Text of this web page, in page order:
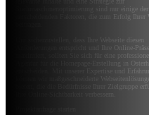
Suchmaschinenoptimierung sind nur einige der
entscheidenden Faktoren, die zum Erfolg Ihrer
Um sicherzustellen, dass Ihre Webseite diesen
Anforderungen entspricht und Ihre Online-
maximiert, sollten Sie sich für eine
Agentur für die Homepage-Erstellung in
entscheiden. Mit unserer Expertise und
können wir maßgeschneiderte
bieten, die die Bedürfnisse Ihrer Zielgruppe